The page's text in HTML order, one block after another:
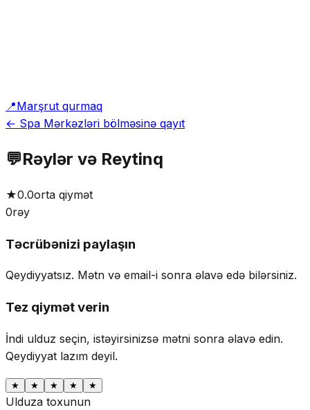
📍Marşrut qurmaq
← Spa Mərkəzləri bölməsinə qayıt
💬Rəylər və Reytinq
★0.0orta qiymət
0rəy
Təcrübənizi paylaşın
Qeydiyyatsız. Mətn və email-i sonra əlavə edə bilərsiniz.
Tez qiymət verin
İndi ulduz seçin, istəyirsinizsə mətni sonra əlavə edin.
Qeydiyyat lazım deyil.
★ ★ ★ ★ ★
Ulduza toxunun